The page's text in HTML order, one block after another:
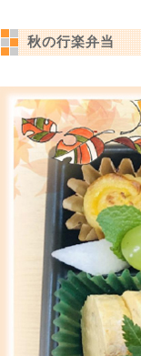
秋の行楽弁当